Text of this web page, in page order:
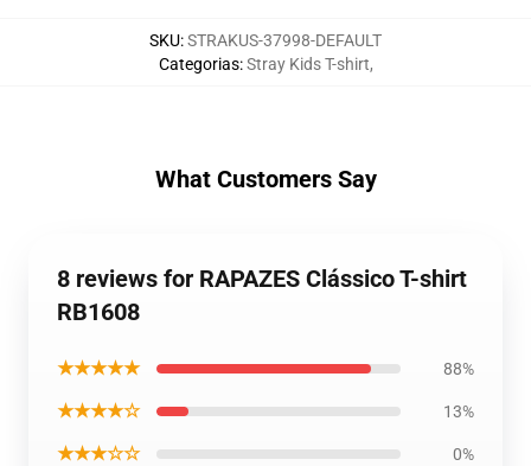
SKU:STRAKUS-37998-DEFAULT
Categorias:Stray Kids T-shirt,
What Customers Say
8 reviews for RAPAZES Clássico T-shirt
RB1608
★★★★★ 88%
★★★★☆ 13%
★★★☆☆ 0%